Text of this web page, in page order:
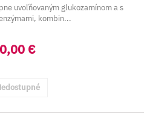
uvoľňovaným glukozamínom a s
kombin...
0,00 €